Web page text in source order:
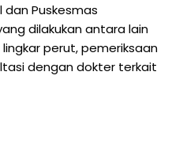
dan Puskesmas
dilakukan antara lain
perut, pemeriksaan
dengan dokter terkait